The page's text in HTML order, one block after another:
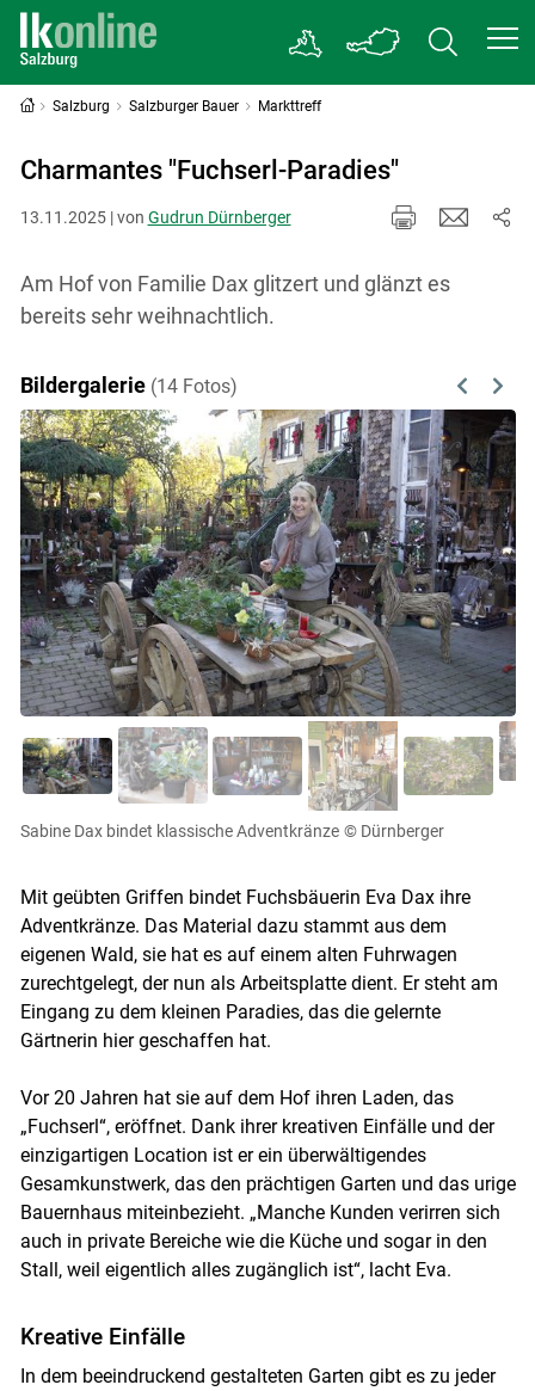
Skip to main content
Salzburg Salzburger Bauer Markttreff
Charmantes "Fuchserl-Paradies"
13.11.2025 | von Gudrun Dürnberger
Am Hof von Familie Dax glitzert und glänzt es
bereits sehr weihnachtlich.
Bildergalerie (14 Fotos) Previous
Next
Sabine Dax bindet klassische Adventkränze © Dürnberger
Mit geübten Griffen bindet Fuchsbäuerin Eva Dax ihre
Adventkränze. Das Material dazu stammt aus dem
eigenen Wald, sie hat es auf einem alten Fuhrwagen
zurechtgelegt, der nun als Arbeitsplatte dient. Er steht am
Eingang zu dem kleinen Paradies, das die gelernte
Gärtnerin hier geschaffen hat.
Vor 20 Jahren hat sie auf dem Hof ihren Laden, das
„Fuchserl“, eröffnet. Dank ihrer kreativen Einfälle und der
einzigartigen Location ist er ein überwältigendes
Gesamkunstwerk, das den prächtigen Garten und das urige
Bauernhaus miteinbezieht. „Manche Kunden verirren sich
auch in private Bereiche wie die Küche und sogar in den
Stall, weil eigentlich alles zugänglich ist“, lacht Eva.
Kreative Einfälle
In dem beeindruckend gestalteten Garten gibt es zu jeder